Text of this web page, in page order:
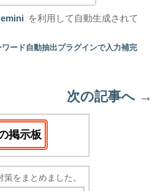
を利用して自動生成されて
ード自動抽出プラグインで入力補完
次の記事へ →
掲示板
をまとめました。